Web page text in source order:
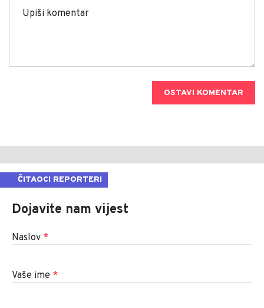
OSTAVI KOMENTAR
ČITAOCI REPORTERI
Dojavite nam vijest
Naslov *
Vaše ime *